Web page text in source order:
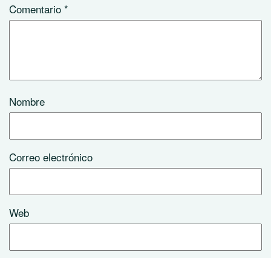
Comentario *
Nombre
Correo electrónico
Web